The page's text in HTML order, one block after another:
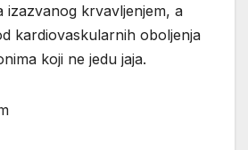
izazvanog krvavljenjem, a
kardiovaskularnih oboljenja
koji ne jedu jaja.